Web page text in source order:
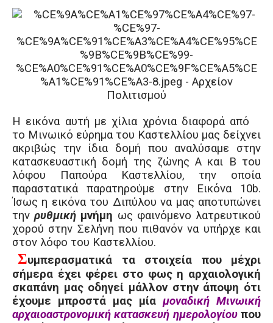
Η εικόνα αυτή με χίλια χρόνια διαφορά από
το Μινωικό εύρημα του Καστελλίου μας δείχνει
ακριβώς την ίδια δομή που αναλύσαμε στην
κατασκευαστική δομή της ζώνης Α και Β του
λόφου Παπούρα Καστελλίου, την οποία
παραστατικά παρατηρούμε στην Εικόνα 10b.
Ίσως η εικόνα του Διπύλου να μας αποτυπώνει
τηνρυθμική μνήμη ως φαινόμενο λατρευτικού
χορού στην Σελήνη που πιθανόν να υπήρχε και
στον λόφο του Καστελλίου.
Συμπερασματικά τα στοιχεία που μέχρι
σήμερα έχει φέρει στο φως η αρχαιολογική
σκαπάνη μας οδηγεί μάλλον στην άποψη ότι
έχουμε μπροστά μας μία μοναδική Μινωική
αρχαιοαστρονομική κατασκευή ημερολογίουπου